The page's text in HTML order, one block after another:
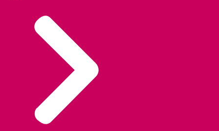
https://www.justis.nl/service-contact/veelgestelde-
vragen/vog/hoe-vraag-ik-een-vog-aan-voor-emigratie-een-
visum-of-een-werkvergunning-in-het-buitenland